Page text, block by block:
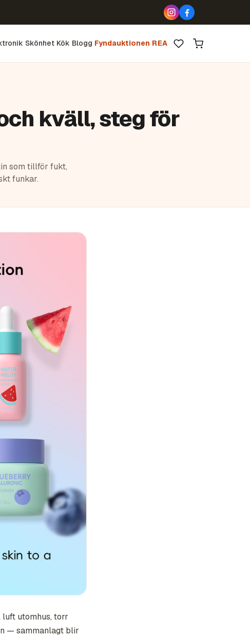
Skönhet Kök Blogg Fyndauktionen REA
kväll, steg för
som tillför fukt,
funkar.
luft utomhus, torr
— sammanlagt blir